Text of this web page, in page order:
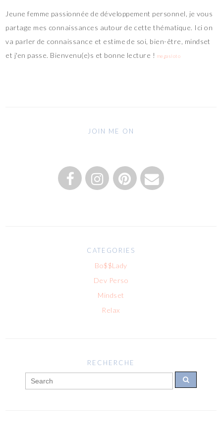
Jeune femme passionnée de développement personnel, je vous
partage mes connaissances autour de cette thématique. Ici on
va parler de connaissance et estime de soi, bien-être, mindset
et j'en passe. Bienvenu(e)s et bonne lecture ! megasloto
JOIN ME ON
CATEGORIES
Bo$$Lady
Dev Perso
Mindset
Relax
RECHERCHE